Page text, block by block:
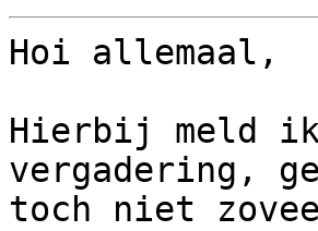
Hoi allemaal,
Hierbij meld ik
vergadering,
toch niet